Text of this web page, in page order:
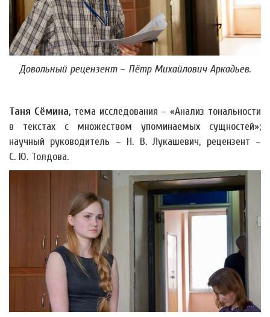
Довольный рецензент – Пётр Михайлович Аркадьев.
Таня Сёмина, тема исследования – «Анализ тональности
в текстах с множеством упоминаемых сущностей»;
научный руководитель – Н. В. Лукашевич, рецензент –
С. Ю. Толдова.